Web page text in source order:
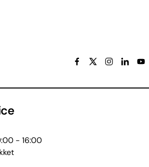
og kontaktoplysninger
- 16:00